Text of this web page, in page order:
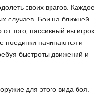
своих врагов. Каждое
случаев. Бои на ближней
того, пассивный вы игрок
поединки начинаются и
быстроты движений и
для этого вида боя.